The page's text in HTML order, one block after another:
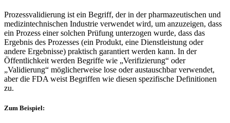
Prozessvalidierung ist ein Begriff, der in der pharmazeutischen und
medizintechnischen Industrie verwendet wird, um anzuzeigen, dass
ein Prozess einer solchen Prüfung unterzogen wurde, dass das
Ergebnis des Prozesses (ein Produkt, eine Dienstleistung oder
andere Ergebnisse) praktisch garantiert werden kann. In der
Öffentlichkeit werden Begriffe wie „Verifizierung“ oder
„Validierung“ möglicherweise lose oder austauschbar verwendet,
aber die FDA weist Begriffen wie diesen spezifische Definitionen
zu.
Zum Beispiel: